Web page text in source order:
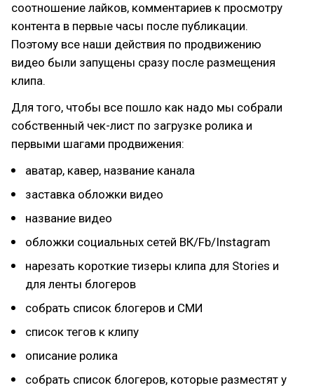
соотношение лайков, комментариев к просмотру
контента в первые часы после публикации.
Поэтому все наши действия по продвижению
видео были запущены сразу после размещения
клипа.
Для того, чтобы все пошло как надо мы собрали
собственный чек-лист по загрузке ролика и
первыми шагами продвижения:
аватар, кавер, название канала
заставка обложки видео
название видео
обложки социальных сетей ВК/Fb/Instagram
нарезать короткие тизеры клипа для Stories и
для ленты блогеров
собрать список блогеров и СМИ
список тегов к клипу
описание ролика
собрать список блогеров, которые разместят у